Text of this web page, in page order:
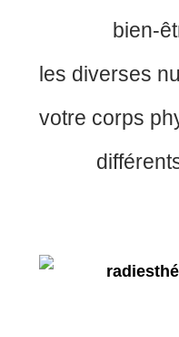
bien-
les diverses
votre corps